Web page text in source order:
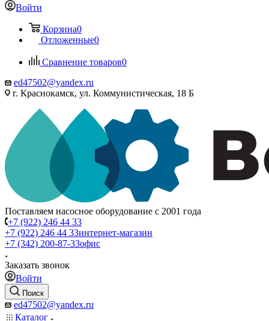
Войти
Корзина0
Отложенные0
Сравнение товаров0
ed47502@yandex.ru
г. Краснокамск, ул. Коммунистическая, 18 Б
Поставляем насосное оборудование с 2001 года
+7 (922) 246 44 33
+7 (922) 246 44 33интернет-магазин
+7 (342) 200-87-33офис
Заказать звонок
Войти
Поиск
ed47502@yandex.ru
Каталог